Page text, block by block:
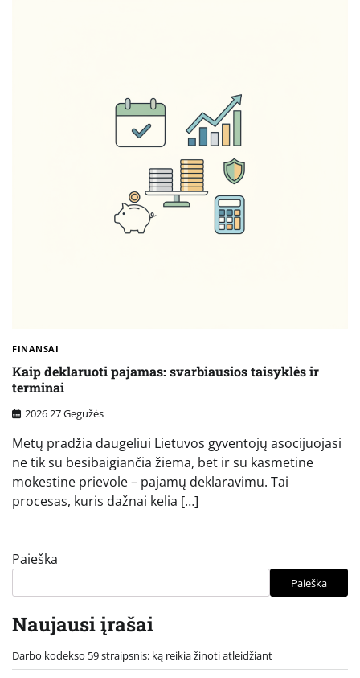
FINANSAI
Kaip deklaruoti pajamas: svarbiausios taisyklės ir
terminai
2026 27 Gegužės
Metų pradžia daugeliui Lietuvos gyventojų asocijuojasi
ne tik su besibaigiančia žiema, bet ir su kasmetine
mokestine prievole – pajamų deklaravimu. Tai
procesas, kuris dažnai kelia […]
Paieška
Paieška
Naujausi įrašai
Darbo kodekso 59 straipsnis: ką reikia žinoti atleidžiant